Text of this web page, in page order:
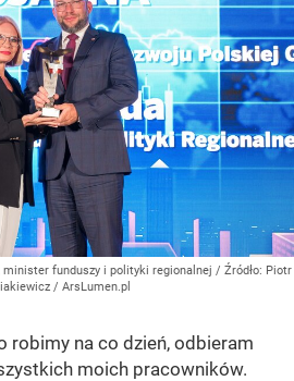
minister funduszy i polityki regionalnej / Źródło: Piotr
/ ArsLumen.pl
robimy na co dzień, odbieram
moich pracowników.